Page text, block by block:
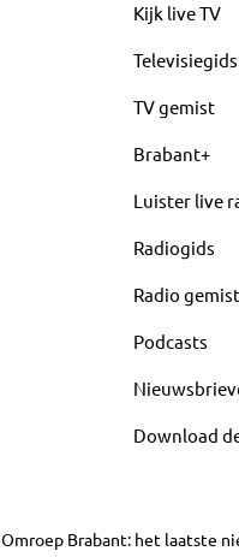
Kijk live TV
Televisiegids
TV gemist
Brabant+
Luister live
Radiogids
Radio gemist
Podcasts
Download
Omroep Brabant: het laatste